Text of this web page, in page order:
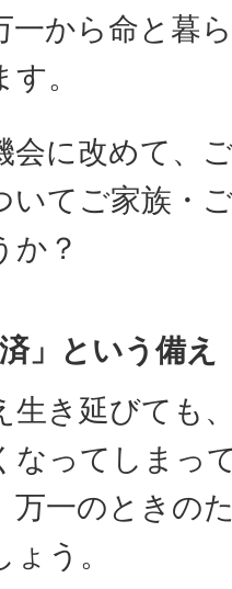
一から命と暮
。
会に改めて、
いてご家族・
か？
済」という備え
生き延びても
なってしまっ
万一のときの
ょう。